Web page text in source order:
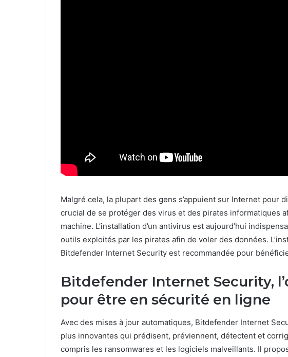
Malgré cela, la plupart des gens s’appuient sur Internet pour
crucial de se protéger des virus et des pirates informatiques
machine. L’installation d’un antivirus est aujourd’hui
outils exploités par les pirates afin de voler des données.
Bitdefender Internet Security est recommandée pour
Bitdefender Internet Security,
pour être en sécurité en ligne
Avec des mises à jour automatiques, Bitdefender Internet
plus innovantes qui prédisent, préviennent, détectent et
compris les ransomwares et les logiciels malveillants. Il